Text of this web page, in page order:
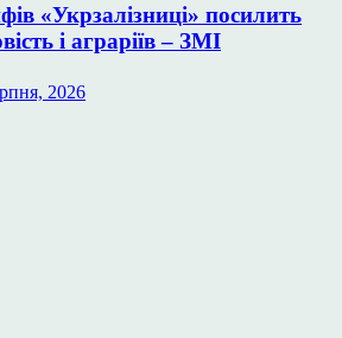
«Укрзалізниці» посилить
і аграріїв – ЗМІ
2026